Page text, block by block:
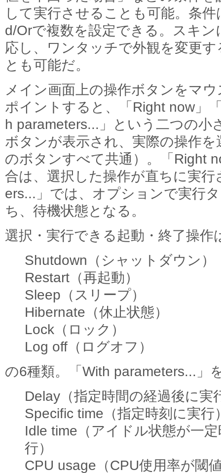
して実行させることも可能。条件
d/Orで複数を設定できる。スキン
応し、ワンタッチで外観を変更す
とも可能だ。
メイン画面上の操作ボタンをマウ
ポイントすると、「Right now」
h parameters...」という二つの小
ボタンが表示され、実際の操作
のボタンすべて共通）。「Right
合は、選択した操作が直ちに実
ers...」では、オプションで実行
ち、待機状態となる。
選択・実行できる起動・終了操作
Shutdown（シャットダウン）
Restart（再起動）
Sleep（スリープ）
Hibernate（休止状態）
Lock（ロック）
Log off（ログオフ）
の6種類。「With parameters...」
Delay（指定時間の経過後に実
Specific time（指定時刻に実行
Idle time（アイドル状態が一
行）
CPU usage（CPU使用率が閾